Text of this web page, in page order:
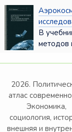
В
методов
2026.
атлас
Экономика,
социология,
внешняя и